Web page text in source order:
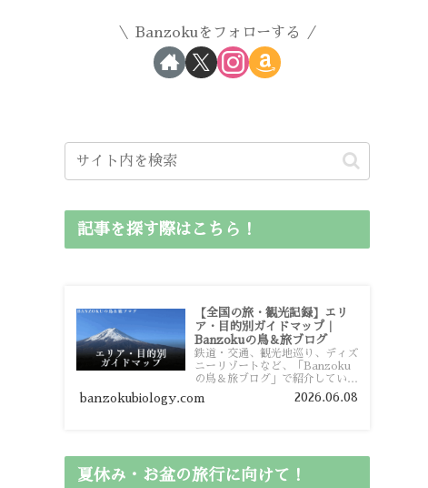
Banzokuをフォローする
記事を探す際はこちら！
【全国の旅・観光記録】エリ
ア・目的別ガイドマップ｜
Banzokuの鳥＆旅ブログ
鉄道・交通、観光地巡り、ディズ
ニーリゾートなど、「Banzoku
の鳥＆旅ブログ」で紹介している
全国の旅行・観光記録をエリアや
目的別に整理しました。あなたが
banzokubiology.com 2026.06.08
夏休み・お盆の旅行に向けて！